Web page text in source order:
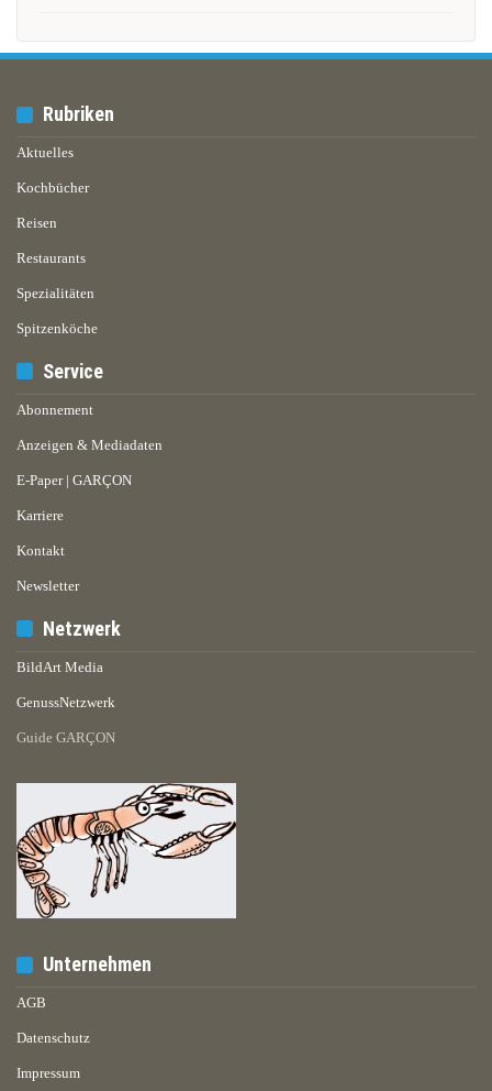
Rubriken
Aktuelles
Kochbücher
Reisen
Restaurants
Spezialitäten
Spitzenköche
Service
Abonnement
Anzeigen & Mediadaten
E-Paper | GARÇON
Karriere
Kontakt
Newsletter
Netzwerk
BildArt Media
GenussNetzwerk
Guide GARÇON
Unternehmen
AGB
Datenschutz
Impressum